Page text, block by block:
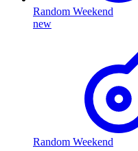
Random Weekend
new
Random Weekend